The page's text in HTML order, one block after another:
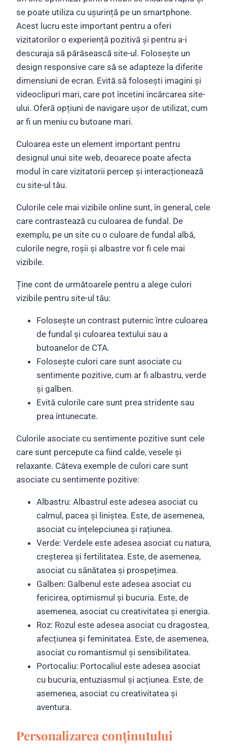
se poate utiliza cu ușurință pe un smartphone.
Acest lucru este important pentru a oferi
vizitatorilor o experiență pozitivă și pentru a-i
descuraja să părăsească site-ul. Folosește un
design responsive care să se adapteze la diferite
dimensiuni de ecran. Evită să folosești imagini și
videoclipuri mari, care pot încetini încărcarea site-
ului. Oferă opțiuni de navigare ușor de utilizat, cum
ar fi un meniu cu butoane mari.
Culoarea este un element important pentru
designul unui site web, deoarece poate afecta
modul în care vizitatorii percep și interacționează
cu site-ul tău.
Culorile cele mai vizibile online sunt, în general, cele
care contrastează cu culoarea de fundal. De
exemplu, pe un site cu o culoare de fundal albă,
culorile negre, roșii și albastre vor fi cele mai
vizibile.
Ține cont de următoarele pentru a alege culori
vizibile pentru site-ul tău:
Folosește un contrast puternic între culoarea
de fundal și culoarea textului sau a
butoanelor de CTA.
Folosește culori care sunt asociate cu
sentimente pozitive, cum ar fi albastru, verde
și galben.
Evită culorile care sunt prea stridente sau
prea întunecate.
Culorile asociate cu sentimente pozitive sunt cele
care sunt percepute ca fiind calde, vesele și
relaxante. Câteva exemple de culori care sunt
asociate cu sentimente pozitive:
Albastru: Albastrul este adesea asociat cu
calmul, pacea și liniștea. Este, de asemenea,
asociat cu înțelepciunea și rațiunea.
Verde: Verdele este adesea asociat cu natura,
creșterea și fertilitatea. Este, de asemenea,
asociat cu sănătatea și prospețimea.
Galben: Galbenul este adesea asociat cu
fericirea, optimismul și bucuria. Este, de
asemenea, asociat cu creativitatea și energia.
Roz: Rozul este adesea asociat cu dragostea,
afecțiunea și feminitatea. Este, de asemenea,
asociat cu romantismul și sensibilitatea.
Portocaliu: Portocaliul este adesea asociat
cu bucuria, entuziasmul și acțiunea. Este, de
asemenea, asociat cu creativitatea și
aventura.
Personalizarea conținutului